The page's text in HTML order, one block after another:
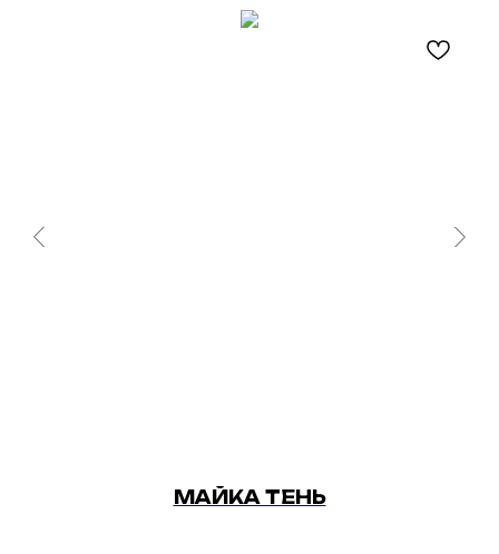
МАЙКА ТЕНЬ